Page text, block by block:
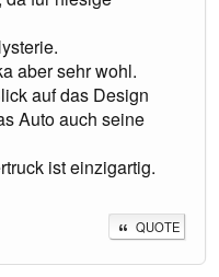
aber sehr wohl.
auf das Design
Auto auch seine
ist einzigartig.
QUOTE